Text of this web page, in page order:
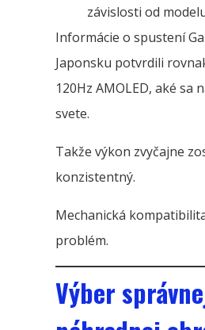
závislosti od
Informácie o spustení
Japonsku potvrdili
120Hz AMOLED, aké sa
svete.
Takže výkon zvyčajne
konzistentný.
Mechanická
problém.
Výber